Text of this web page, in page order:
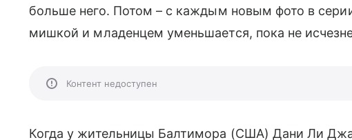
больше него. Потом – с каждым новым фото в
мишкой и младенцем уменьшается, пока не
Контент недоступен
Когда у жительницы Балтимора (США) Дани Ли